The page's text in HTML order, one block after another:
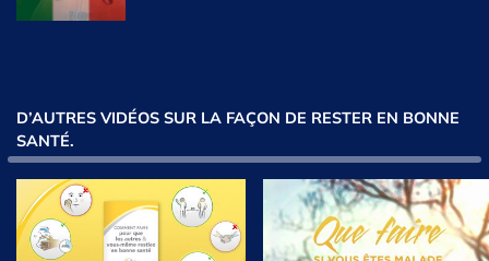
D’AUTRES VIDÉOS SUR LA FAÇON DE RESTER EN BONNE
SANTÉ.